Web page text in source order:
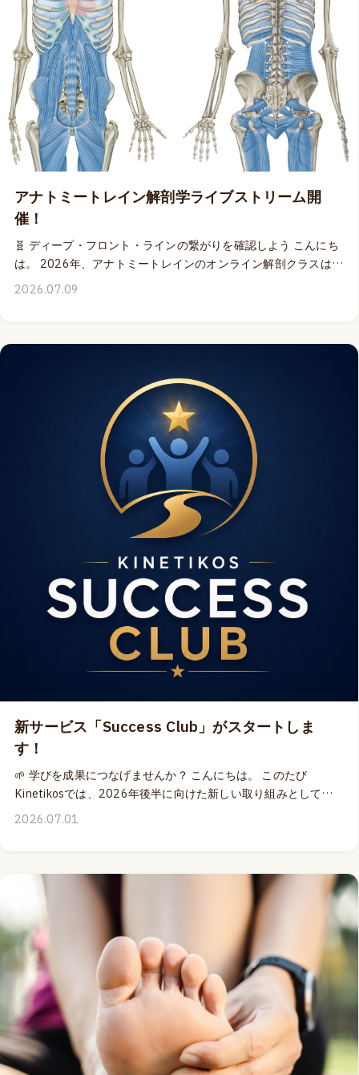
いう方も、今回のオンライン解剖クラスから、各日のライブ配
信終了後24時間以内を目安にリリースされるアーカイブ収録ビ
デオに30日間何度でもアクセスできますから、安心してお申し
込みいただけます。 👨‍🏫 オンライン解剖クラスの解説には、約
2年ぶりに、アナトミートレイン著者であるトム・マイヤーズが
登場します。 ディープ・フロント・ラインというコンセプトの
意味合いを理解しながら、実際の身体構造の連続性をトッド・
ガルシアの素晴らしい解剖スキルによって鮮明な画面で確認で
きる最高の学びの時間になります。日本語通訳は、私、谷佳織
が担当させていただきます。 ✨ ぜひご参加くださいね！ 👉 詳
細はこちら
アナトミートレイン解剖学ライブストリーム開
催！
🧬 ディープ・フロント・ラインの繋がりを確認しよう こんにち
は。 2026年、アナトミートレインのオンライン解剖クラスは開
催されないのかなぁ？と不安な気持ちになってしまっていた皆
プ・フロント・ラインの構造のみでなく、その奥深い意味合い
と機能を解説してくれるのは、アナトミートレインの著者ト
ム・マイヤーズ。そしてあり得ないほどに精確で巧みな解剖を
担当してくれるのはトッド・ガルシア。逐次通訳は私、谷佳織
が担当をさせていただきます。 久々にトムがオンライン解剖の
解説に戻ってきてくれること、ディープ・フロント・ラインの
舌から足趾までの繋がりをしっかりじっくり観察できることに
加えて、今回は超ボーナス！ライブ参加が難しい方でも、各日
終了後24時間以内を目安に配信される収録ビデオを30日間何度
でもご視聴いただけます。🎉 今までオンライン解剖クラスに参
加をしたことがない、という方も、スケジュール的に余裕がな
いかも、と思っていた方も、ディープ・フロント・ラインに以
前から関心があったという方も、とにかく見逃せないクラスに
なること間違いありません。 💡とんでもなくお得な早期申込割
引が適用される期間内にちょっと急いでお申し込みください。
2026.07.09
新サービス「Success Club」がスタートしま
す！
🌱 学びを成果につなげませんか？ こんにちは。 このたび
Kinetikosでは、2026年後半に向けた新しい取り組みとして、
Success Clubをスタートします。🎉 Kinetikosはこの13年間、
うに整理し、統合し、自分自身のサービスへ落とし込んでいく
のか。 そして、その積み重ねを通して、より良いプロフェッシ
ョナルとして成長し、自分らしい成功を築いていくこと。🌱
Success Clubは、そのプロセスをサポートするために誕生した
新しいプログラムです。 2026年末までの約6か月間にわたり、
オンラインミーティング（全6回 - 収録ビデオ付き）Success
Club限定コンテンツ を通して、参加者同士が共に学び、考え、
成長していく機会をご提供します。🤝 まずは、ぜひ事前アンケ
ートにご協力ください。 アンケートは匿名で、1〜2分程度でご
回答いただけます。 職業や仕事内容、クライアント、目標、そ
して日々直面している課題についてお聞きする内容となってい
2026.07.01